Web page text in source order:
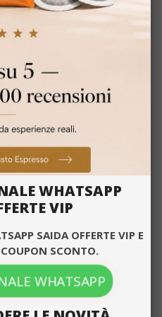
ENGLISH
i cookie per
di
il nostro sito web
TUTTO acconsenti
sulla "X" puoi
con la nostra policy
Funzionalità
TUTTO
WHATSAPP
VIP
SAIDA OFFERTE VIP E
SCONTO.
WHATSAPP